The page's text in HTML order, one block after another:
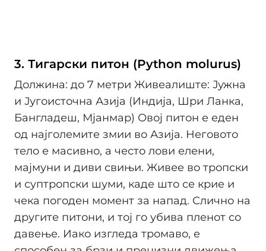
3. Тигарски питон (Python molurus)
Должина: до 7 метри Живеалиште: Јужна
и Југоисточна Азија (Индија, Шри Ланка,
Бангладеш, Мјанмар) Овој питон е еден
од најголемите змии во Азија. Неговото
тело е масивно, а често лови елени,
мајмуни и диви свињи. Живее во тропски
и суптропски шуми, каде што се крие и
чека погоден момент за напад. Слично на
другите питони, и тој го убива пленот со
давење. Иако изгледа тромаво, е